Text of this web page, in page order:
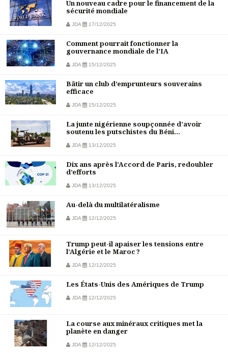
Un nouveau cadre pour le financement de la
sécurité mondiale
JDA 17/12/2025
Comment pourrait fonctionner la
gouvernance mondiale de l’IA
JDA 15/12/2025
Bâtir un club d’emprunteurs souverains
efficace
JDA 15/12/2025
La junte nigérienne soupçonnée d’avoir
soutenu les putschistes du Béni...
JDA 13/12/2025
Dix ans après l’Accord de Paris, redoubler
d’efforts
JDA 13/12/2025
Au-delà du multilatéralisme
JDA 12/12/2025
Trump peut-il apaiser les tensions entre
l’Algérie et le Maroc ?
JDA 12/12/2025
Les États-Unis des Amériques de Trump
JDA 12/12/2025
La course aux minéraux critiques met la
planète en danger
JDA 12/12/2025